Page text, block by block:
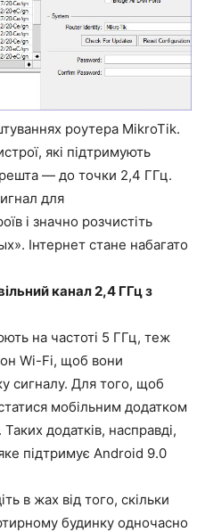
роутера MikroTik.
які підтримують
— до точки 2,4 ГГц.
для
і значно розчистіть
Інтернет стане набагато
канал 2,4 ГГц з
на частоті 5 ГГц, теж
Wi-Fi, щоб вони
сигналу. Для того, щоб
мобільним додатком
додатків, насправді,
підтримує Android 9.0
в жах від того, скільки
будинку одночасно